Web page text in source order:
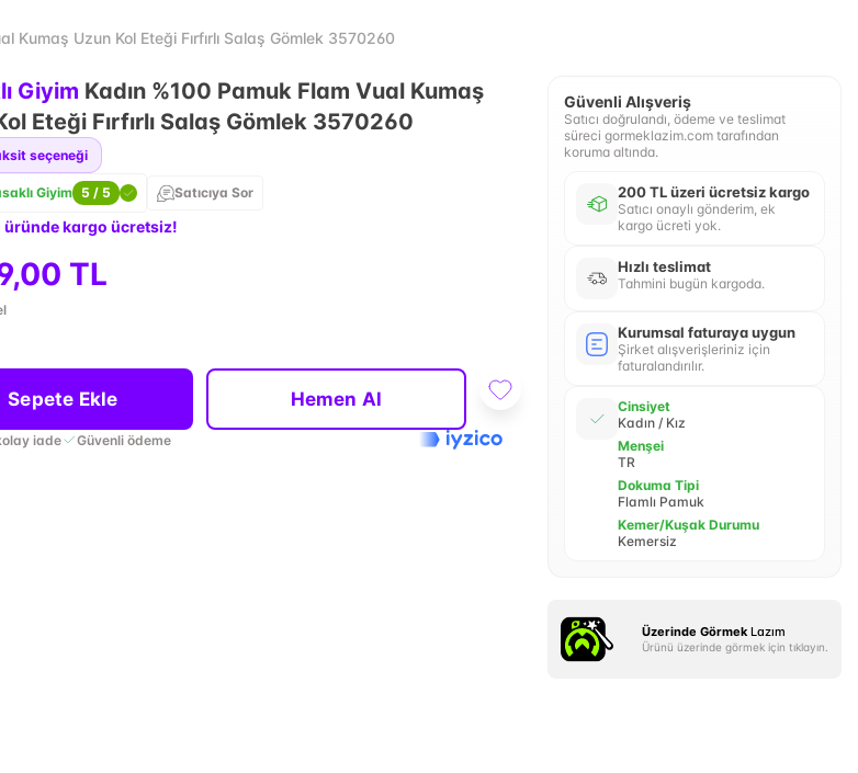
Kumaş Uzun Kol Eteği Fırfırlı Salaş Gömlek 3570260
Giyim Kadın %100 Pamuk Flam Vual Kumaş
Eteği Fırfırlı Salaş Gömlek 3570260
seçeneği
Giyim 5 / 5 Satıcıya Sor
üründe kargo ücretsiz!
TL
Sepete Ekle Hemen Al
iade Güvenli ödeme
Güvenli Alışveriş
Satıcı doğrulandı, ödeme ve teslimat
süreci gormeklazim.com tarafından
koruma altında.
200 TL üzeri ücretsiz kargo
Satıcı onaylı gönderim, ek
kargo ücreti yok.
Hızlı teslimat
Tahmini bugün kargoda.
Kurumsal faturaya uygun
Şirket alışverişleriniz için
faturalandırılır.
Cinsiyet
Kadın / Kız
Menşei
TR
Dokuma Tipi
Flamlı Pamuk
Kemer/Kuşak Durumu
Kemersiz
Üzerinde Görmek Lazım
Ürünü üzerinde görmek için tıklayın.